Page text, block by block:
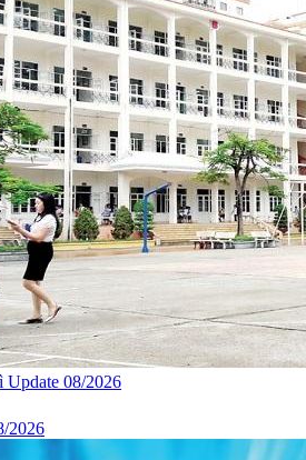
Update 08/2026
2026